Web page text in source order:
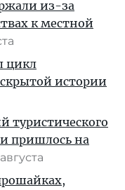
из-за
к местной
цикл
истории
туристического
пришлось на